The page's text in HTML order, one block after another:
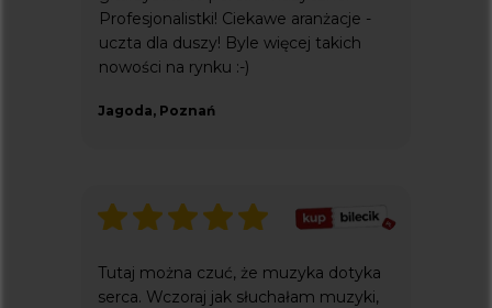
Profesjonalistki! Ciekawe aranżacje -
uczta dla duszy! Byle więcej takich
nowości na rynku :-)
Jagoda, Poznań
Tutaj można czuć, że muzyka dotyka
serca. Wczoraj jak słuchałam muzyki,